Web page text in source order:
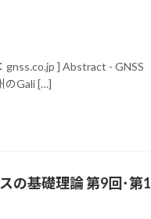
gnss.co.jp ] Abstract -
のGali […]
の基礎理論 第9回･第